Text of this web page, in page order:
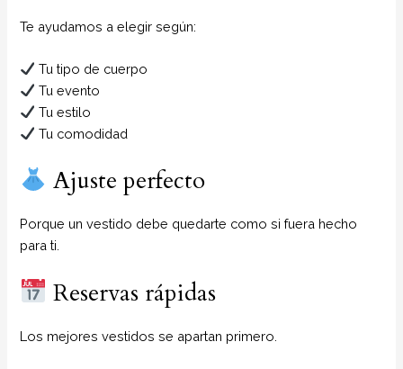
Te ayudamos a elegir según:
Tu tipo de cuerpo
Tu evento
Tu estilo
Tu comodidad
Ajuste perfecto
Porque un vestido debe quedarte como si fuera hecho
para ti.
Reservas rápidas
Los mejores vestidos se apartan primero.